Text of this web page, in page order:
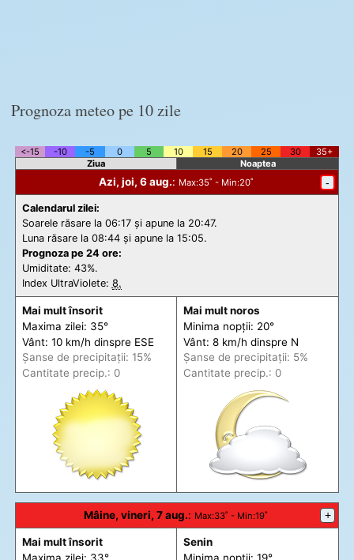
Prognoza meteo pe 10 zile
<-15 -10 -5 0 5 10 15 20 25 30
35+
Ziua
Noaptea
Azi, joi, 6 aug.: Max:35˚ - Min:20˚ -
Calendarul zilei:
Soarele răsare la 06:17 și apune la 20:47.
Luna răsare la 08:44 și apune la 15:05.
Prognoza pe 24 ore:
Umiditate: 43%.
Index UltraViolete: 8.
Mai mult însorit
Maxima zilei: 35°
Vânt: 10 km/h dinspre ESE
Șanse de precipitații: 15%
Cantitate precip.: 0
Mai mult noros
Minima nopții: 20°
Vânt: 8 km/h dinspre N
Șanse de precipitații: 5%
Cantitate precip.: 0
Mâine, vineri, 7 aug.: Max:33˚ - Min:19˚ +
Mai mult însorit
Maxima zilei: 33°
Senin
Minima nopții: 19°